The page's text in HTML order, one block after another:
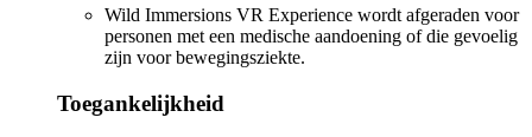
Wild Immersions VR Experience wordt afgeraden voor
personen met een medische aandoening of die gevoelig
zijn voor bewegingsziekte.
Toegankelijkheid